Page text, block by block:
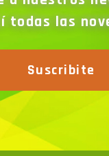
todas las
Suscribite